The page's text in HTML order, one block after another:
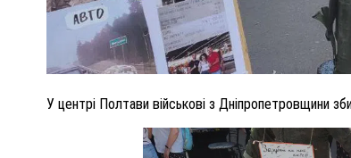
У центрі Полтави військові з Дніпропетровщини